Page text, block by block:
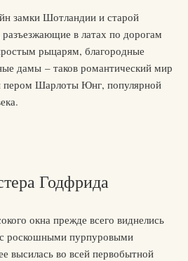
замки Шотландии и старой
в латах по дорогам
рыцарям, благородные
дамы – таков романтический мир
пером Шарлоты Юнг, популярной
Годфрида
окна прежде всего виднелись
с роскошными пурпуровыми
высилась во всей первобытной